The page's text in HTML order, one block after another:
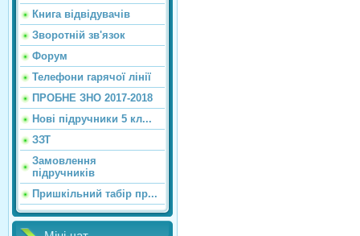
Книга відвідувачів
Зворотній зв'язок
Форум
Телефони гарячої лінії
ПРОБНЕ ЗНО 2017-2018
Нові підручники 5 кл...
ЗЗТ
Замовлення
підручників
Пришкільний табір пр...